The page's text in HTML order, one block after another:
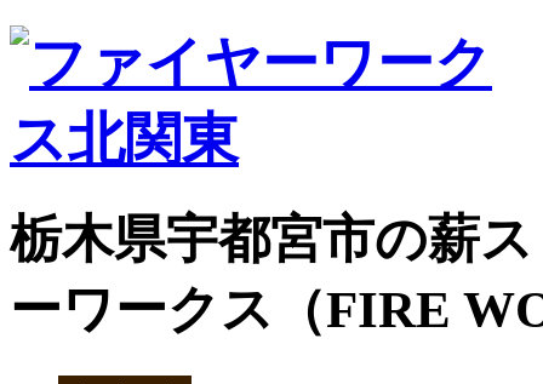
栃木県宇都宮市の薪
ーワークス（FIRE